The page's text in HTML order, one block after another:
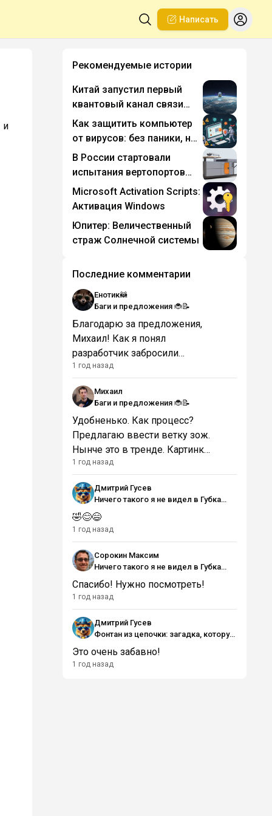
Написать
и
Рекомендуемые истории
Китай запустил первый
квантовый канал связи
между Пекином и ЮАР
Как защитить компьютер
от вирусов: без паники, но
с бронёй
В России стартовали
испытания вертопортов
для грузовых дронов
Microsoft Activation Scripts:
Активация Windows
Юпитер: Величественный
страж Солнечной системы
Последние комментарии
Енотик🦝
Баги и предложения 🐞📝
Благодарю за предложения,
Михаил! Как я понял
разработчик забросили
движок Alma и фронт скрипта
не открыли...Поэтому ищу еще
варианты...😟
1 год назад
Михаил
Баги и предложения 🐞📝
Удобненько. Как процесс?
Предлагаю ввести ветку зож.
Нынче это в тренде. Картинку
не вставить? Есть проблемы с
переносом. Лучше слово
целиком переносить, чем
пополам обрезать
1 год назад
Дмитрий Гусев
Ничего такого я не видел в Губка
Боб, как такое допускают?
🤣😊😄
1 год назад
Сорокин Максим
Ничего такого я не видел в Губка
Боб, как такое допускают?
Спасибо! Нужно посмотреть!
1 год назад
Дмитрий Гусев
Фонтан из цепочки: загадка, которую
физика ещё не разгадала
Это очень забавно!
1 год назад